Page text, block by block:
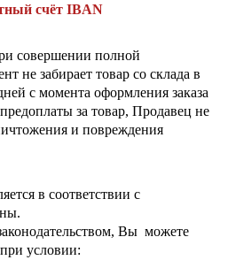
счёт IBAN
совершении полной
не забирает товар со склада в
с момента оформления заказа
за товар, Продавец не
и повреждения
в соответствии с
Вы можете
условии: